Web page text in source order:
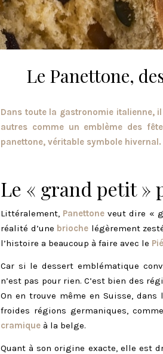
Le Panettone,
Dans toute la gastronomie italienne,
autres comme un emblème des
panettone, véritable symbole hivernal.
Le « grand petit »
Littéralement, Panettone veut dire «
réalité d’une brioche légèrement
l’histoire a beaucoup à faire avec le
Car si le dessert emblématique
n’est pas pour rien. C’est bien des
On en trouve même en Suisse, dans
froides régions germaniques,
cramique à la belge.
Quant à son origine exacte, elle est